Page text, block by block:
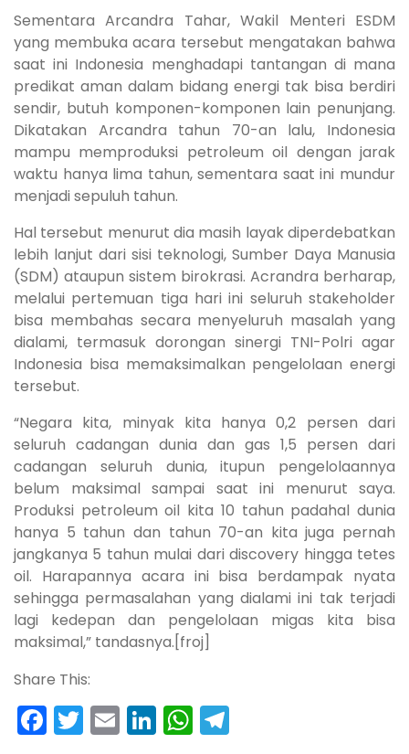
Sementara Arcandra Tahar, Wakil Menteri ESDM
yang membuka acara tersebut mengatakan bahwa
saat ini Indonesia menghadapi tantangan di mana
predikat aman dalam bidang energi tak bisa berdiri
sendir, butuh komponen-komponen lain penunjang.
Dikatakan Arcandra tahun 70-an lalu, Indonesia
mampu memproduksi petroleum oil dengan jarak
waktu hanya lima tahun, sementara saat ini mundur
menjadi sepuluh tahun.
Hal tersebut menurut dia masih layak diperdebatkan
lebih lanjut dari sisi teknologi, Sumber Daya Manusia
(SDM) ataupun sistem birokrasi. Acrandra berharap,
melalui pertemuan tiga hari ini seluruh stakeholder
bisa membahas secara menyeluruh masalah yang
dialami, termasuk dorongan sinergi TNI-Polri agar
Indonesia bisa memaksimalkan pengelolaan energi
tersebut.
“Negara kita, minyak kita hanya 0,2 persen dari
seluruh cadangan dunia dan gas 1,5 persen dari
cadangan seluruh dunia, itupun pengelolaannya
belum maksimal sampai saat ini menurut saya.
Produksi petroleum oil kita 10 tahun padahal dunia
hanya 5 tahun dan tahun 70-an kita juga pernah
jangkanya 5 tahun mulai dari discovery hingga tetes
oil. Harapannya acara ini bisa berdampak nyata
sehingga permasalahan yang dialami ini tak terjadi
lagi kedepan dan pengelolaan migas kita bisa
maksimal,” tandasnya.[froj]
Share This:
Facebook
Twitter
EmailLinkedIn
WhatsApp